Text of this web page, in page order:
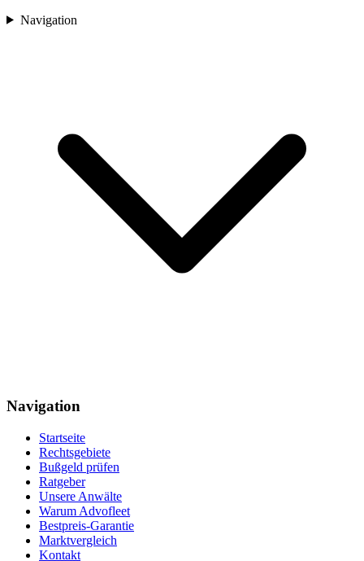
Navigation
Navigation
Startseite
Rechtsgebiete
Bußgeld prüfen
Ratgeber
Unsere Anwälte
Warum Advofleet
Bestpreis-Garantie
Marktvergleich
Kontakt